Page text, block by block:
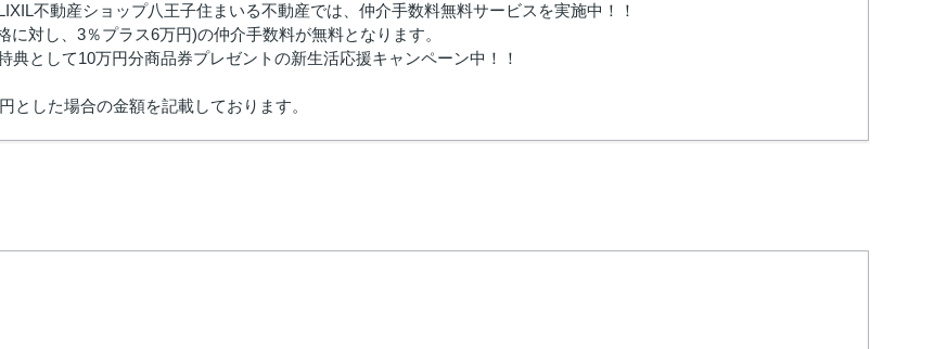
不動産ショップ八王子住まいる不動産では、仲介手数料無料サービスを実施中！！
に対し、3％プラス6万円)の仲介手数料が無料となります。
典として10万円分商品券プレゼントの新生活応援キャンペーン中！！
とした場合の金額を記載しております。